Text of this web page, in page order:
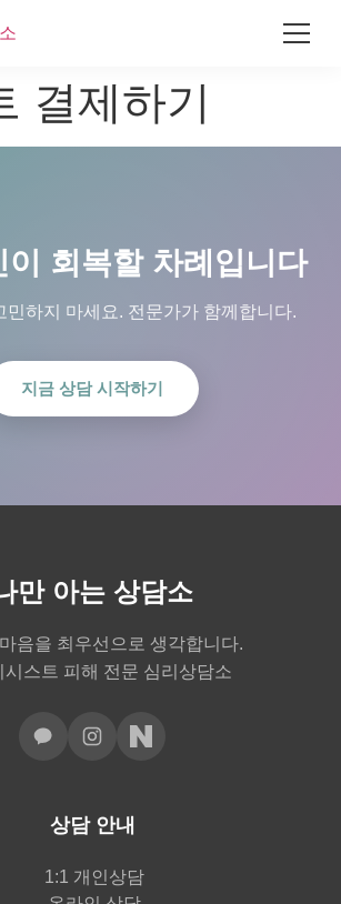
결제하기
이 회복할 차례입니다
민하지 마세요. 전문가가 함께합니다.
지금 상담 시작하기
만 아는 상담소
음을 최우선으로 생각합니다.
시스트 피해 전문 심리상담소
상담 안내
1:1 개인상담